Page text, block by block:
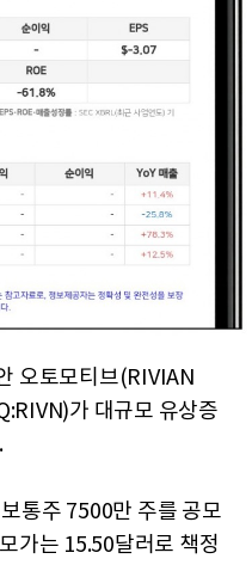
오토모티브(RIVIAN
가 대규모 유상증
통주 7500만 주를 공모
가는 15.50달러로 책정